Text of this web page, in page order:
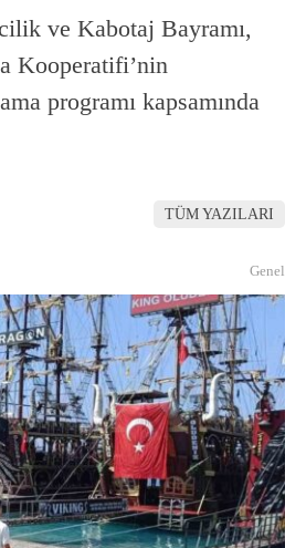
ve Kabotaj Bayramı,
Kooperatifi’nin
programı kapsamında
TÜM YAZILARI
Genel